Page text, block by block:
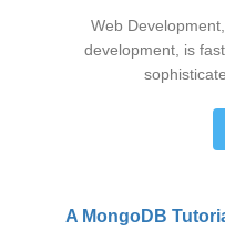
Web
development, is
A MongoDB